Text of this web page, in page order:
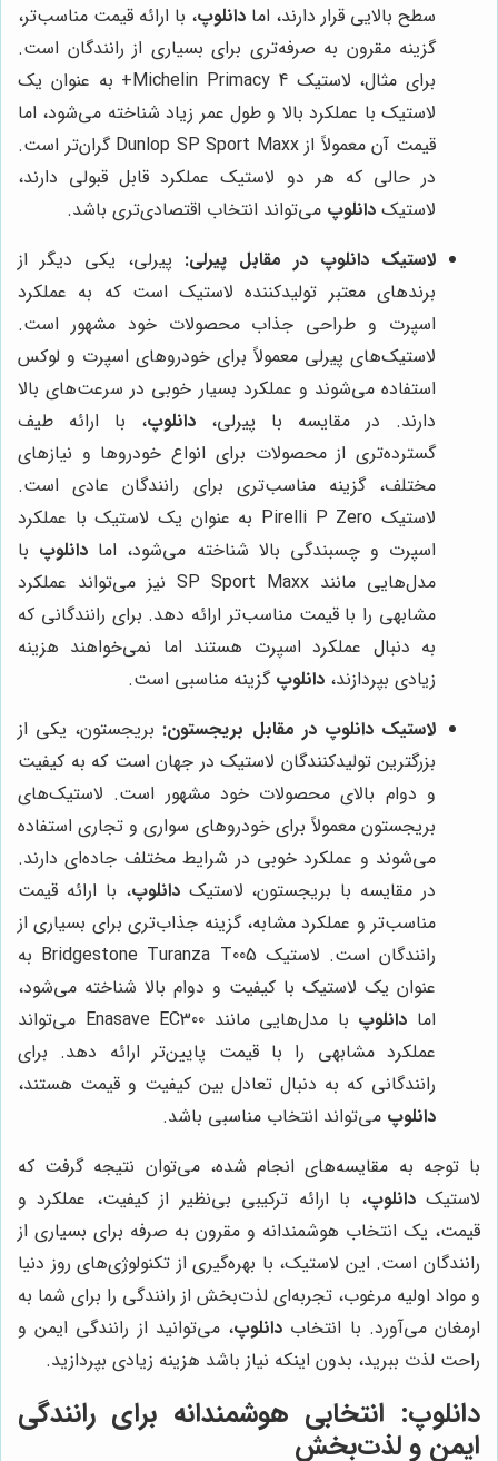
سطح بالایی قرار دارند، اما دانلوپ، با ارائه قیمت مناسب‌تر،
گزینه مقرون به صرفه‌تری برای بسیاری از رانندگان است.
برای مثال، لاستیک Michelin Primacy 4+ به عنوان یک
لاستیک با عملکرد بالا و طول عمر زیاد شناخته می‌شود، اما
قیمت آن معمولاً از Dunlop SP Sport Maxx گران‌تر است.
در حالی که هر دو لاستیک عملکرد قابل قبولی دارند،
لاستیک دانلوپ می‌تواند انتخاب اقتصادی‌تری باشد.
لاستیک دانلوپ در مقابل پیرلی: پیرلی، یکی دیگر از
برندهای معتبر تولیدکننده لاستیک است که به عملکرد
اسپرت و طراحی جذاب محصولات خود مشهور است.
لاستیک‌های پیرلی معمولاً برای خودروهای اسپرت و لوکس
استفاده می‌شوند و عملکرد بسیار خوبی در سرعت‌های بالا
دارند. در مقایسه با پیرلی، دانلوپ، با ارائه طیف
گسترده‌تری از محصولات برای انواع خودروها و نیازهای
مختلف، گزینه مناسب‌تری برای رانندگان عادی است.
لاستیک Pirelli P Zero به عنوان یک لاستیک با عملکرد
اسپرت و چسبندگی بالا شناخته می‌شود، اما دانلوپ با
مدل‌هایی مانند SP Sport Maxx نیز می‌تواند عملکرد
مشابهی را با قیمت مناسب‌تر ارائه دهد. برای رانندگانی که
به دنبال عملکرد اسپرت هستند اما نمی‌خواهند هزینه
زیادی بپردازند، دانلوپ گزینه مناسبی است.
لاستیک دانلوپ در مقابل بریجستون: بریجستون، یکی از
بزرگترین تولیدکنندگان لاستیک در جهان است که به کیفیت
و دوام بالای محصولات خود مشهور است. لاستیک‌های
بریجستون معمولاً برای خودروهای سواری و تجاری استفاده
می‌شوند و عملکرد خوبی در شرایط مختلف جاده‌ای دارند.
در مقایسه با بریجستون، لاستیکدانلوپ، با ارائه قیمت
مناسب‌تر و عملکرد مشابه، گزینه جذاب‌تری برای بسیاری از
رانندگان است. لاستیک Bridgestone Turanza T005 به
عنوان یک لاستیک با کیفیت و دوام بالا شناخته می‌شود،
اما دانلوپ
با مدل‌هایی مانند Enasave EC300 می‌تواند
عملکرد مشابهی را با قیمت پایین‌تر ارائه دهد. برای
رانندگانی که به دنبال تعادل بین کیفیت و قیمت هستند،
دانلوپ می‌تواند انتخاب مناسبی باشد.
با توجه به مقایسه‌های انجام شده، می‌توان نتیجه گرفت که
لاستیکدانلوپ، با ارائه ترکیبی بی‌نظیر از کیفیت، عملکرد و
قیمت، یک انتخاب هوشمندانه و مقرون به صرفه برای بسیاری از
رانندگان است. این لاستیک، با بهره‌گیری از تکنولوژی‌های روز دنیا
و مواد اولیه مرغوب، تجربه‌ای لذت‌بخش از رانندگی را برای شما به
ارمغان می‌آورد. با انتخاب دانلوپ، می‌توانید از رانندگی ایمن و
راحت لذت ببرید، بدون اینکه نیاز باشد هزینه زیادی بپردازید.
دانلوپ: انتخابی هوشمندانه برای رانندگی
ایمن و لذت‌بخش